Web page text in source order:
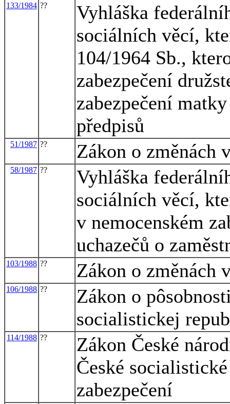
133/1984 ??
Vyhláška
sociálních věcí,
104/1964 Sb.,
zabezpečení
zabezpečení
předpisů
51/1987 ?? Zákon o změnách
58/1987 ??
Vyhláška
sociálních věcí,
v nemocenském
uchazečů o
103/1988 ?? Zákon o změnách
106/1988 ??
Zákon o
socialistickej
114/1988 ??
Zákon České
České
zabezpečení